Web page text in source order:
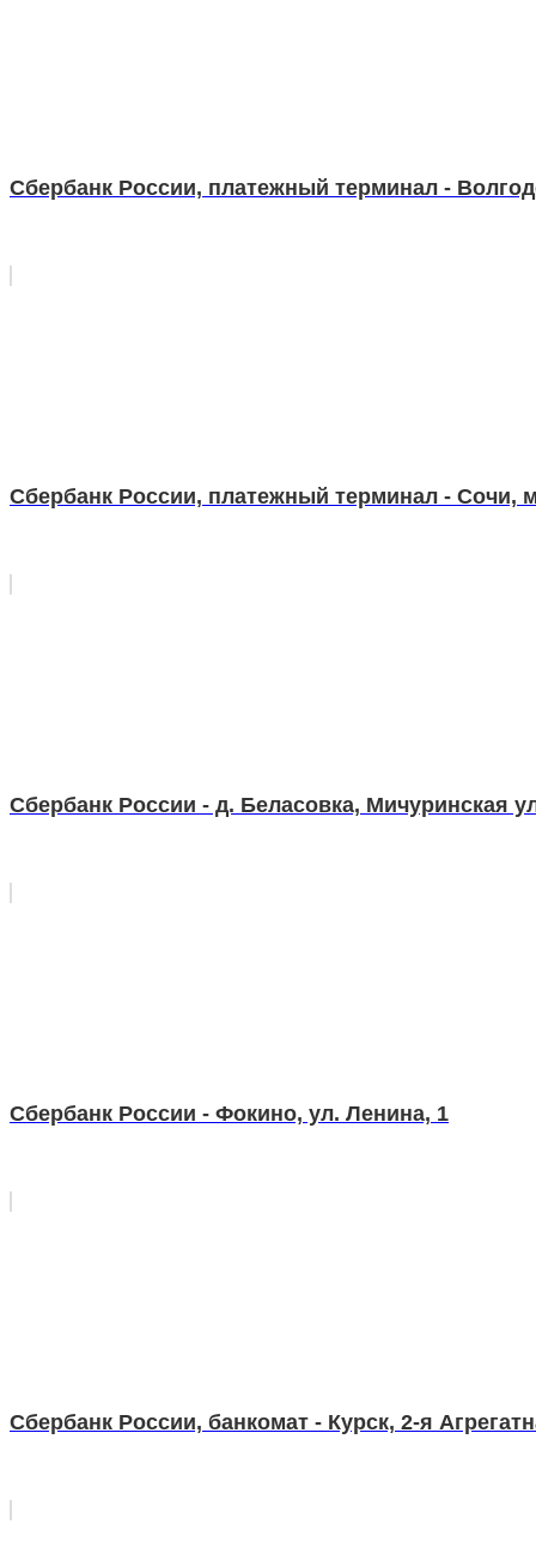
Сбербанк России, платежный терминал -
Сбербанк России, платежный терминал - Сочи,
Сбербанк России - д. Беласовка, Мичуринская
Сбербанк России - Фокино, ул. Ленина, 1
Сбербанк России, банкомат - Курск, 2-я